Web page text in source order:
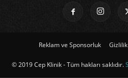
Reklam ve Sponsorluk
© 2019 Cep Klinik - Tüm hakları saklıdır.